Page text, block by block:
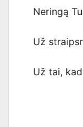
Neringą
Už
Už tai,